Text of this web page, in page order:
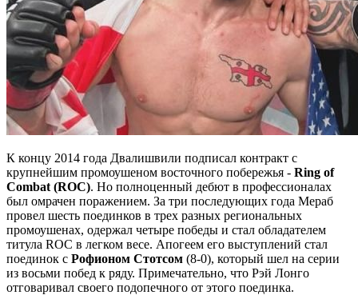
К концу 2014 года Двалишвили подписал контракт с
крупнейшим промоушеном восточного побережья - Ring of
Combat (ROC). Но полноценный дебют в профессионалах
был омрачен поражением. За три последующих года Мераб
провел шесть поединков в трех разных региональных
промоушенах, одержал четыре победы и стал обладателем
титула ROC в легком весе. Апогеем его выступлений стал
поединок с Рофионом Стотсом (8-0), который шел на серии
из восьми побед к ряду. Примечательно, что Рэй Лонго
отговаривал своего подопечного от этого поединка.